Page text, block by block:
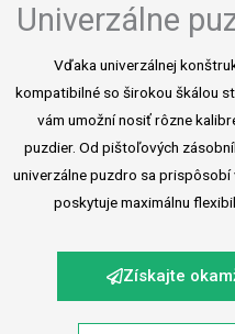
Univerzálne
Vďaka univerzálnej
kompatibilné so širokou škálou
vám umožní nosiť rôzne
puzdier. Od pištoľových
univerzálne puzdro sa prispôsobí
poskytuje maximálnu
Získajte